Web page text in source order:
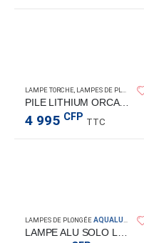
LAMPE TORCHE, LAMPES DE PLONGÉE
PILE LITHIUM ORCATORCH 21700 5000mAh USB-C
4 995 CFP TTC
LAMPES DE PLONGÉEAQUALUNG